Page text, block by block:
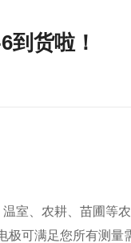
货啦！
室、农耕、苗圃等
可满足您所有测量